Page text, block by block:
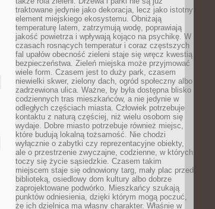
traktowane jedynie jako dekoracja, lecz jako istotny
element miejskiego ekosystemu. Obniżają
temperaturę latem, zatrzymują wodę, poprawiają
jakość powietrza i wpływają kojąco na psychikę. W
czasach rosnących temperatur i coraz częstszych
fal upałów obecność zieleni staje się wręcz kwestią
bezpieczeństwa. Zieleń miejska może przyjmować
wiele form. Czasem jest to duży park, czasem
niewielki skwer, zielony dach, ogród społeczny albo
zadrzewiona ulica. Ważne, by była dostępna blisko
codziennych tras mieszkańców, a nie jedynie w
odległych częściach miasta. Człowiek potrzebuje
kontaktu z naturą częściej, niż wielu osobom się
wydaje. Dobre miasto potrzebuje również miejsc,
które budują lokalną tożsamość. Nie chodzi
wyłącznie o zabytki czy reprezentacyjne obiekty,
ale o przestrzenie zwyczajne, codzienne, w których
toczy się życie sąsiedzkie. Czasem takim
miejscem staje się odnowiony targ, mały plac przed
biblioteką, osiedlowy dom kultury albo dobrze
zaprojektowane podwórko. Mieszkańcy szukają
punktów odniesienia, dzięki którym mogą poczuć,
że ich dzielnica ma własny charakter. Właśnie w